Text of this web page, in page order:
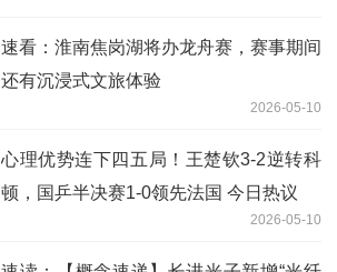
速看：淮南焦岗湖将办龙舟赛，赛事期间
还有沉浸式文旅体验
2026-05-10
心理优势连下四五局！王楚钦3-2逆转科
顿，国乒半决赛1-0领先法国 今日热议
2026-05-10